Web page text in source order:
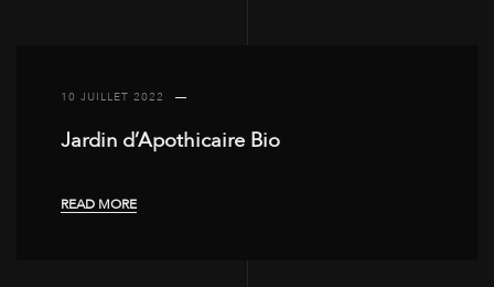
10 JUILLET 2022
Jardin d’Apothicaire Bio
READ MORE